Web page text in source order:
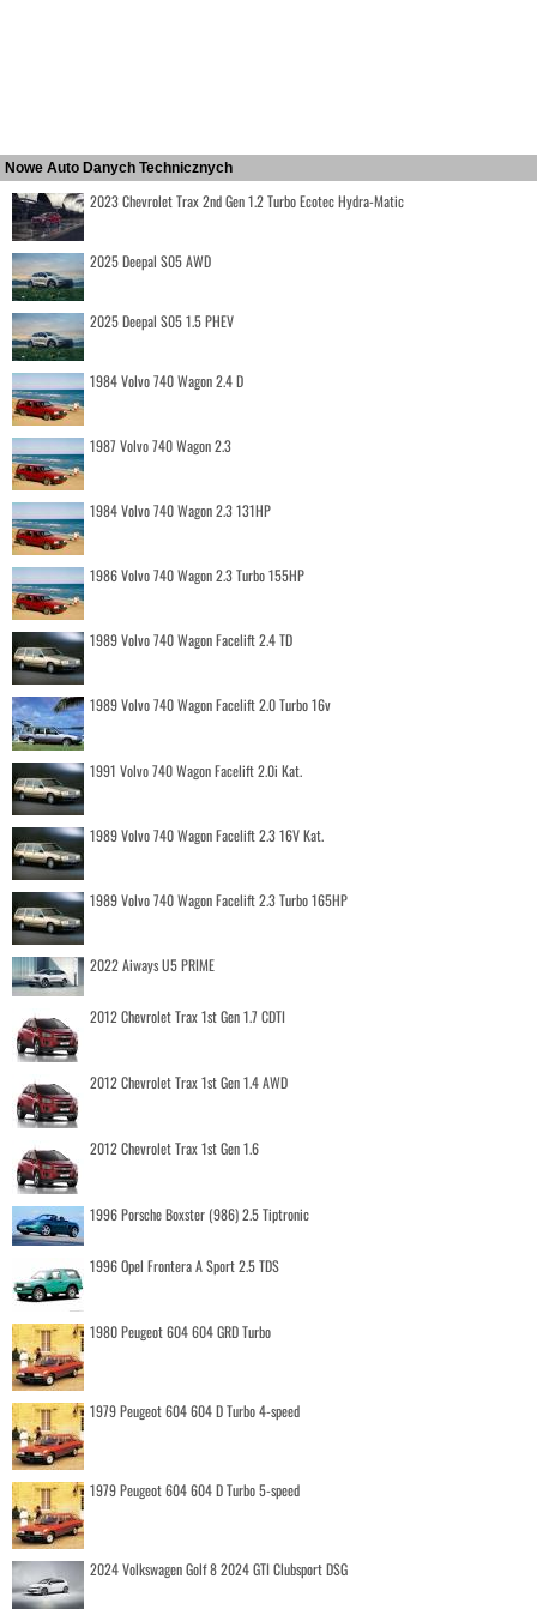
Nowe Auto Danych Technicznych
2023 Chevrolet Trax 2nd Gen 1.2 Turbo Ecotec Hydra-Matic
2025 Deepal S05 AWD
2025 Deepal S05 1.5 PHEV
1984 Volvo 740 Wagon 2.4 D
1987 Volvo 740 Wagon 2.3
1984 Volvo 740 Wagon 2.3 131HP
1986 Volvo 740 Wagon 2.3 Turbo 155HP
1989 Volvo 740 Wagon Facelift 2.4 TD
1989 Volvo 740 Wagon Facelift 2.0 Turbo 16v
1991 Volvo 740 Wagon Facelift 2.0i Kat.
1989 Volvo 740 Wagon Facelift 2.3 16V Kat.
1989 Volvo 740 Wagon Facelift 2.3 Turbo 165HP
2022 Aiways U5 PRIME
2012 Chevrolet Trax 1st Gen 1.7 CDTI
2012 Chevrolet Trax 1st Gen 1.4 AWD
2012 Chevrolet Trax 1st Gen 1.6
1996 Porsche Boxster (986) 2.5 Tiptronic
1996 Opel Frontera A Sport 2.5 TDS
1980 Peugeot 604 604 GRD Turbo
1979 Peugeot 604 604 D Turbo 4-speed
1979 Peugeot 604 604 D Turbo 5-speed
2024 Volkswagen Golf 8 2024 GTI Clubsport DSG